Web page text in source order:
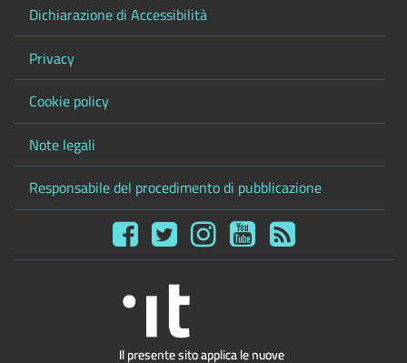
Dichiarazione di Accessibilità
Privacy
Cookie policy
Note legali
Responsabile del procedimento di pubblicazione